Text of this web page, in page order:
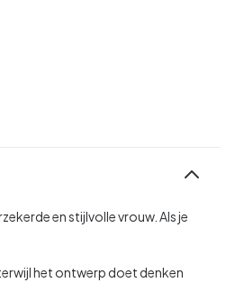
en stijlvolle vrouw. Als je
het ontwerp doet denken